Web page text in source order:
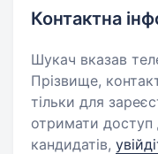
Контактна
Шукач вказав
Прізвище,
тільки для
отримати
кандидатів,